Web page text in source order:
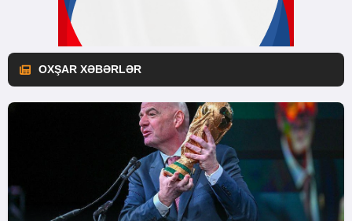
OXŞAR XƏBƏRLƏR